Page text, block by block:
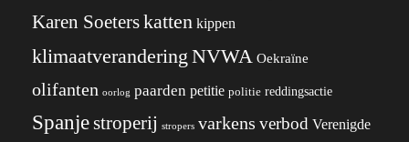
Karen Soeterskatten kippen
klimaatverandering NVWA Oekraïne
olifanten oorlog paarden petitie politie reddingsactie
Spanjestroperij stropers varkens verbod Verenigde